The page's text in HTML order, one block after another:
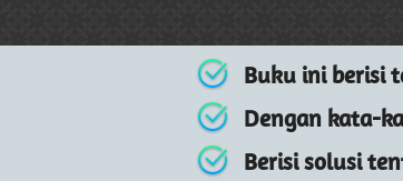
Buku ini berisi
Dengan kata-
Berisi solusi